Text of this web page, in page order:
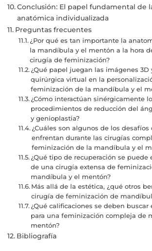
Conclusión: El papel fundamental de
anatómica individualizada
Preguntas frecuentes
¿Por qué es tan importante la
la mandíbula y el mentón a la hora
cirugía de feminización?
¿Qué papel juegan las imágenes 3D
quirúrgica virtual en la
feminización de la mandíbula y el
¿Cómo interactúan sinérgicamente
procedimientos de reducción del
y genioplastia?
¿Cuáles son algunos de los desafíos
enfrentan durante las cirugías
feminización de la mandíbula y el
¿Qué tipo de recuperación se puede
de una cirugía extensa de
mandíbula y el mentón?
Más allá de la estética, ¿qué otros
cirugía de feminización de
¿Qué calificaciones se deben
para una feminización compleja de
mentón?
Bibliografía